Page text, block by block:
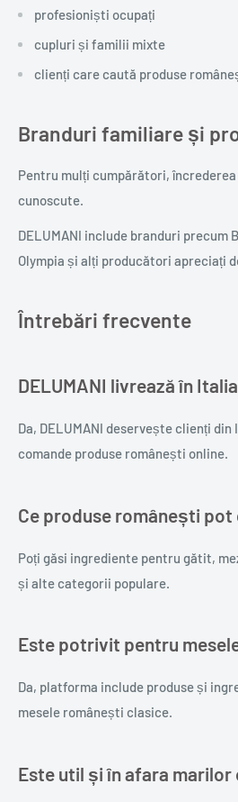
profesioniști ocupați
cupluri și familii mixte
clienți care caută produse
Branduri familiare și
Pentru mulți cumpărători,
cunoscute.
DELUMANI include branduri precum
Olympia și alți producători apreciați
Întrebări frecvente
DELUMANI livrează în
Da, DELUMANI deservește clienți
comande produse românești online.
Ce produse românești pot
Poți găsi ingrediente pentru gătit,
și alte categorii populare.
Este potrivit pentru
Da, platforma include produse și
mesele românești clasice.
Este util și în afara marilor